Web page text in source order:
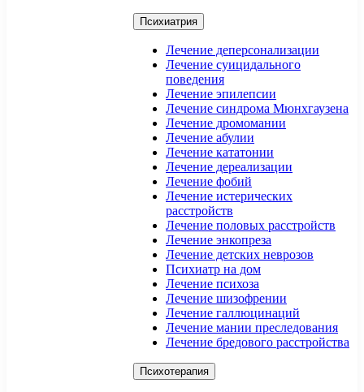
Психиатрия
Лечение деперсонализации
Лечение суицидального
поведения
Лечение эпилепсии
Лечение синдрома Мюнхгаузена
Лечение дромомании
Лечение абулии
Лечение кататонии
Лечение дереализации
Лечение фобий
Лечение истерических
расстройств
Лечение половых расстройств
Лечение энкопреза
Лечение детских неврозов
Психиатр на дом
Лечение психоза
Лечение шизофрении
Лечение галлюцинаций
Лечение мании преследования
Лечение бредового расстройства
Психотерапия